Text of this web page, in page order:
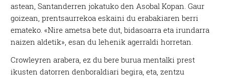
astean, Santanderren jokatuko den Asobal Kopan. Gaur
goizean, prentsaurrekoa eskaini du erabakiaren berri
emateko. «Nire ametsa bete dut, bidasoarra eta irundarra
naizen aldetik», esan du lehenik agerraldi horretan.
Crowleyren arabera, ez du bere burua mentalki prest
ikusten datorren denboraldiari begira, eta, zentzu